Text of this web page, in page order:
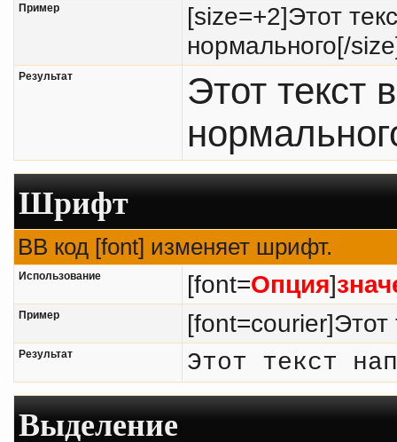
Пример
[size=+2]Этот
нормального[/
Результат
Этот текст
Шрифт
BB код [font] изменяет шрифт.
Использование [font=Опция]
Пример
Результат Этот текст
Выделение